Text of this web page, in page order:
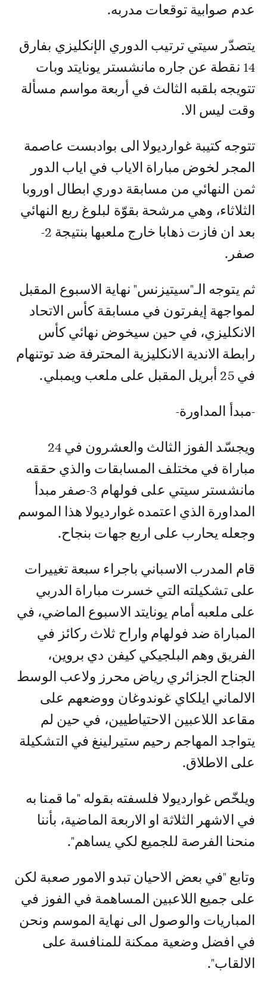
عدم صوابية توقعات مدربه.
يتصدّر سيتي ترتيب الدوري الإنكليزي بفارق
14 نقطة عن جاره مانشستر يونايتد وبات
تتويجه بلقبه الثالث في أربعة مواسم مسألة
وقت ليس الا.
تتوجه كتيبة غوارديولا الى بوادبست عاصمة
المجر لخوض مباراة الاياب في اياب الدور
ثمن النهائي من مسابقة دوري ابطال اوروبا
الثلاثاء، وهي مرشحة بقوّة لبلوغ ربع النهائي
بعد ان فازت ذهابا خارج ملعبها بنتيجة 2-
صفر.
ثم يتوجه الـ"سيتيزنس" نهاية الاسبوع المقبل
لمواجهة إيفرتون في مسابقة كأس الاتحاد
الانكليزي، في حين سيخوض نهائي كأس
رابطة الاندية الانكليزية المحترفة ضد توتنهام
في 25 أبريل المقبل على ملعب ويمبلي.
-مبدأ المداورة-
ويجسّد الفوز الثالث والعشرون في 24
مباراة في مختلف المسابقات والذي حققه
مانشستر سيتي على فولهام 3-صفر مبدأ
المداورة الذي اعتمده غوارديولا هذا الموسم
وجعله يحارب على اربع جهات بنجاح.
قام المدرب الاسباني باجراء سبعة تغييرات
على تشكيلته التي خسرت مباراة الدربي
على ملعبه أمام يونايتد الاسبوع الماضي، في
المباراة ضد فولهام واراح ثلاث ركائز في
الفريق وهم البلجيكي كيفن دي بروين،
الجناح الجزائري رياض محرز ولاعب الوسط
الالماني ايلكاي غوندوغان ووضعهم على
مقاعد اللاعبين الاحتياطيين، في حين لم
يتواجد المهاجم رحيم ستيرلينغ في التشكيلة
على الاطلاق.
ويلخّص غوارديولا فلسفته بقوله "ما قمنا به
في الاشهر الثلاثة او الاربعة الماضية، بأننا
منحنا الفرصة للجميع لكي يساهم".
وتابع "في بعض الاحيان تبدو الامور صعبة لكن
على جميع اللاعبين المساهمة في الفوز في
المباريات والوصول الى نهاية الموسم ونحن
في افضل وضعية ممكنة للمنافسة على
الالقاب".